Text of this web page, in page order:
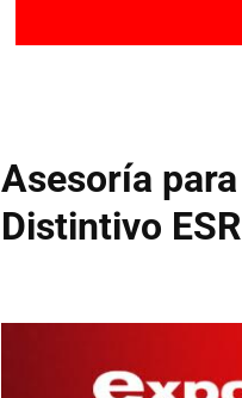
Asesoría para
Distintivo ESR